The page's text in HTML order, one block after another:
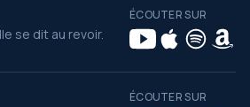
se dit au revoir.
ÉCOUTER SUR
ÉCOUTER SUR